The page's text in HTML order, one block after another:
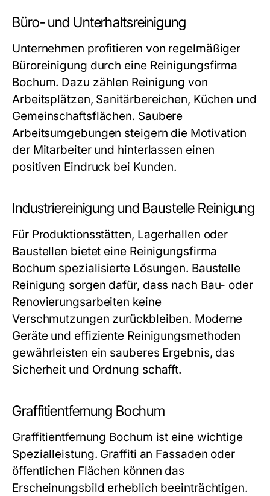
Büro- und Unterhaltsreinigung
Unternehmen profitieren von regelmäßiger
Büroreinigung durch eine Reinigungsfirma
Bochum. Dazu zählen Reinigung von
Arbeitsplätzen, Sanitärbereichen, Küchen und
Gemeinschaftsflächen. Saubere
Arbeitsumgebungen steigern die Motivation
der Mitarbeiter und hinterlassen einen
positiven Eindruck bei Kunden.
Industriereinigung und Baustelle Reinigung
Für Produktionsstätten, Lagerhallen oder
Baustellen bietet eine Reinigungsfirma
Bochum spezialisierte Lösungen. Baustelle
Reinigung sorgen dafür, dass nach Bau- oder
Renovierungsarbeiten keine
Verschmutzungen zurückbleiben. Moderne
Geräte und effiziente Reinigungsmethoden
gewährleisten ein sauberes Ergebnis, das
Sicherheit und Ordnung schafft.
Graffitientfernung Bochum
Graffitientfernung Bochum ist eine wichtige
Spezialleistung. Graffiti an Fassaden oder
öffentlichen Flächen können das
Erscheinungsbild erheblich beeinträchtigen.